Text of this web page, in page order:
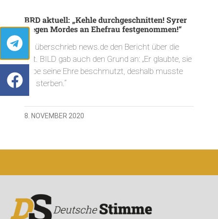
BRD aktuell: „Kehle durchgeschnitten! Syrer
wegen Mordes an Ehefrau festgenommen!“
So überschrieb news.de den Bericht über die
Tat. BILD gab auch den Grund an: „Er glaubte, sie
habe seine Ehre beschmutzt, deshalb musste
sie sterben.“
8. NOVEMBER 2020